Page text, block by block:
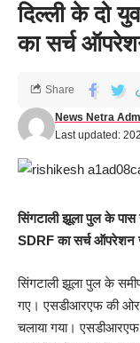
दिल्ली के दो
का सर्च
Last updated:
News Netra
Share
सिंगटाली झूला पुल के
SDRF का सर्च ऑपरेशन
सिंगटाली झूला पुल के
गए। एसडीआरएफ की ओर
चलाया गया। एसडीआरएफ